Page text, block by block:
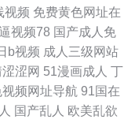
频久久 黑料91在线观
片vvv 涩涩的网站 亚洲
影视 亚洲色炮 人人爱爱
视频 免费黄色网址在
视频78 国产成人免
b视频 成人三级网站
涩网 51漫画成人 丁
频网址导航 91国在
国产乱人 欧美乱欲